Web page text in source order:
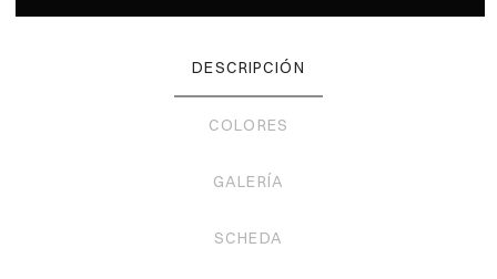
DESCRIPCIÓN
COLORES
GALERÍA
SCHEDA